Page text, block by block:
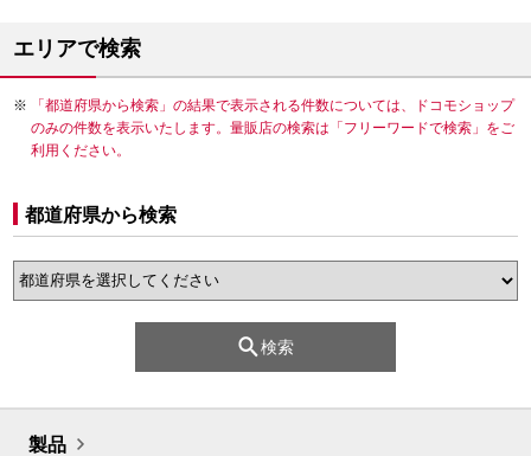
エリアで検索
「都道府県から検索」の結果で表示される件数については、ドコモショップ
のみの件数を表示いたします。量販店の検索は「フリーワードで検索」をご
利用ください。
都道府県から検索
検索
製品